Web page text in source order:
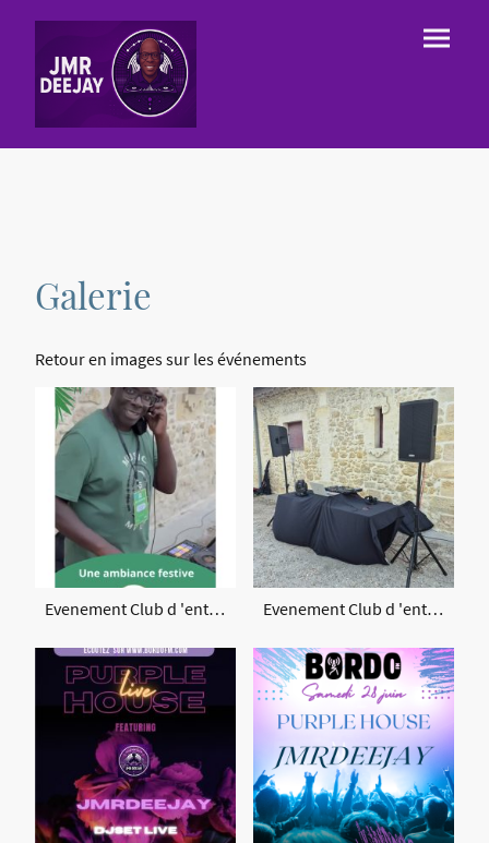
Galerie
Retour en images sur les événements
Evenement Club d 'entreprises - Afterwork Evenement Club d 'entreprises - Afterwork